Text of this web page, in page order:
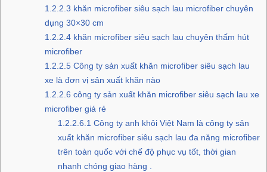
1.2.2.3 khăn microfiber siêu sạch lau microfiber chuyên
dụng 30×30 cm
1.2.2.4 khăn microfiber siêu sạch lau chuyên thấm hút
microfiber
1.2.2.5 Công ty sản xuất khăn microfiber siêu sạch lau
xe là đơn vị sản xuất khăn nào
1.2.2.6 công ty sản xuất khăn microfiber siêu sạch lau xe
microfiber giá rẻ
1.2.2.6.1 Công ty anh khôi Việt Nam là công ty sản
xuất khăn microfiber siêu sạch lau đa năng microfiber
trên toàn quốc với chế độ phục vụ tốt, thời gian
nhanh chóng giao hàng .